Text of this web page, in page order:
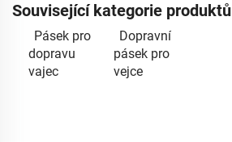
Související kategorie produktů
Pásek pro
dopravu
vajec
Dopravní
pásek pro
vejce